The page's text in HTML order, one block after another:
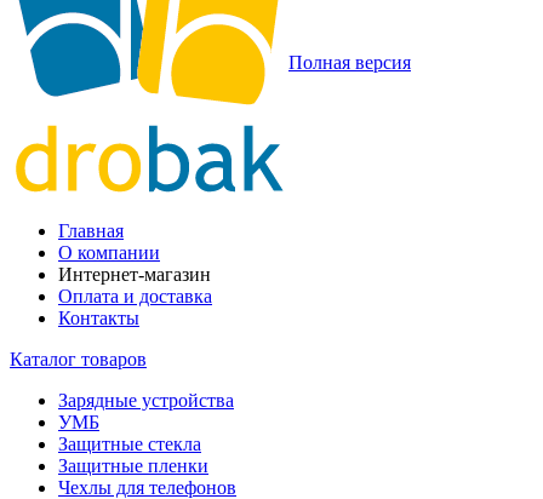
Полная версия
Главная
О компании
Интернет-магазин
Оплата и доставка
Контакты
Каталог товаров
Зарядные устройства
УМБ
Защитные стекла
Защитные пленки
Чехлы для телефонов